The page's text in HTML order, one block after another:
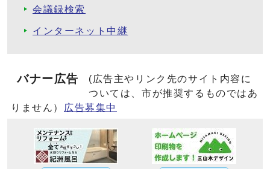
会議録検索
インターネット中継
バナー広告
(広告主やリンク先のサイト内容に
ついては、市が推奨するものではあ
りません）
広告募集中